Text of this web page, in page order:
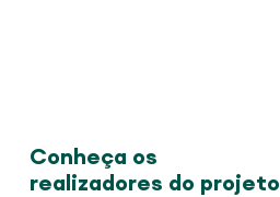
Conheça os
realizadores do projeto